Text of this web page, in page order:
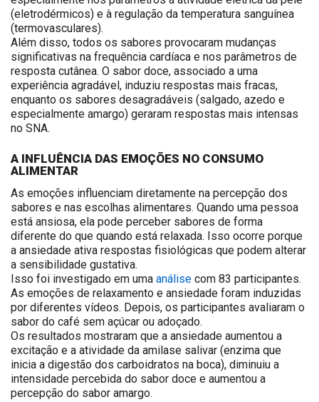
(eletrodérmicos) e à regulação da temperatura sanguínea
(termovasculares).
Além disso, todos os sabores provocaram mudanças
significativas na frequência cardíaca e nos parâmetros de
resposta cutânea. O sabor doce, associado a uma
experiência agradável, induziu respostas mais fracas,
enquanto os sabores desagradáveis (salgado, azedo e
especialmente amargo) geraram respostas mais intensas
no SNA.
A INFLUÊNCIA DAS EMOÇÕES NO CONSUMO
ALIMENTAR
As emoções influenciam diretamente na percepção dos
sabores e nas escolhas alimentares. Quando uma pessoa
está ansiosa, ela pode perceber sabores de forma
diferente do que quando está relaxada. Isso ocorre porque
a ansiedade ativa respostas fisiológicas que podem alterar
a sensibilidade gustativa.
Isso foi investigado em uma análise com 83 participantes.
As emoções de relaxamento e ansiedade foram induzidas
por diferentes vídeos. Depois, os participantes avaliaram o
sabor do café sem açúcar ou adoçado.
Os resultados mostraram que a ansiedade aumentou a
excitação e a atividade da amilase salivar (enzima que
inicia a digestão dos carboidratos na boca), diminuiu a
intensidade percebida do sabor doce e aumentou a
percepção do sabor amargo.